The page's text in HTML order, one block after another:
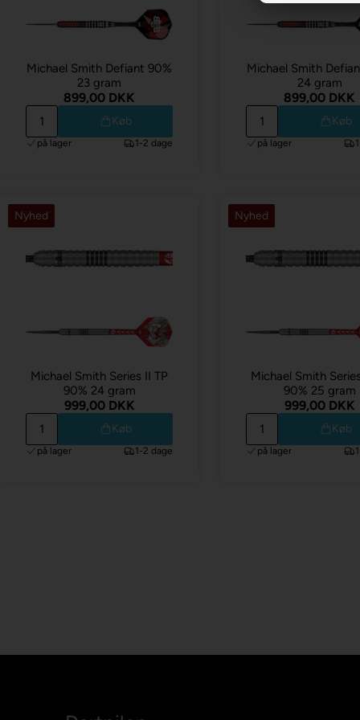
Michael Smith Defiant 90%
23 gram
899,00 DKK
Køb
på lager 1-2 dage
Michael Smith
24 gram
899,00 DKK
Køb
på lager
Nyhed
Michael Smith Series II TP
90% 24 gram
999,00 DKK
Køb
på lager 1-2 dage
Nyhed
Michael Smith
90% 25 gram
999,00 DKK
Køb
på lager